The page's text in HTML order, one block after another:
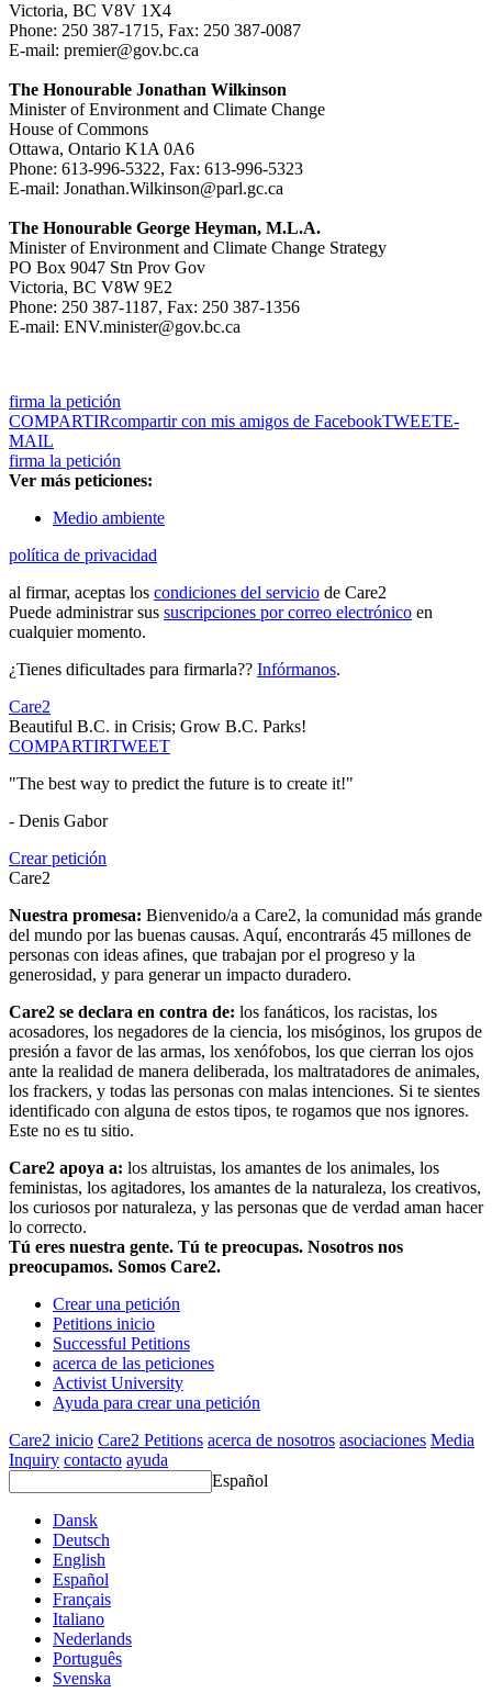
Victoria, BC V8V 1X4
Phone: 250 387-1715, Fax: 250 387-0087
E-mail: premier@gov.bc.ca
The Honourable Jonathan Wilkinson
Minister of Environment and Climate Change
House of Commons
Ottawa, Ontario K1A 0A6
Phone: 613-996-5322, Fax: 613-996-5323
E-mail: Jonathan.Wilkinson@parl.gc.ca
The Honourable George Heyman, M.L.A.
Minister of Environment and Climate Change Strategy
PO Box 9047 Stn Prov Gov
Victoria, BC V8W 9E2
Phone: 250 387-1187, Fax: 250 387-1356
E-mail: ENV.minister@gov.bc.ca
firma la petición
COMPARTIRcompartir con mis amigos de FacebookTWEETE-
MAIL
firma la petición
Ver más peticiones:
Medio ambiente
política de privacidad
al firmar, aceptas los condiciones del servicio de Care2
Puede administrar sus suscripciones por correo electrónico en
cualquier momento.
¿Tienes dificultades para firmarla?? Infórmanos.
Care2
Beautiful B.C. in Crisis; Grow B.C. Parks!
COMPARTIRTWEET
"The best way to predict the future is to create it!"
- Denis Gabor
Crear petición
Care2
Nuestra promesa: Bienvenido/a a Care2, la comunidad más grande
del mundo por las buenas causas. Aquí, encontrarás 45 millones de
personas con ideas afines, que trabajan por el progreso y la
generosidad, y para generar un impacto duradero.
Care2 se declara en contra de: los fanáticos, los racistas, los
acosadores, los negadores de la ciencia, los misóginos, los grupos de
presión a favor de las armas, los xenófobos, los que cierran los ojos
ante la realidad de manera deliberada, los maltratadores de animales,
los frackers, y todas las personas con malas intenciones. Si te sientes
identificado con alguna de estos tipos, te rogamos que nos ignores.
Este no es tu sitio.
Care2 apoya a: los altruistas, los amantes de los animales, los
feministas, los agitadores, los amantes de la naturaleza, los creativos,
los curiosos por naturaleza, y las personas que de verdad aman hacer
lo correcto.
Tú eres nuestra gente. Tú te preocupas. Nosotros nos
preocupamos. Somos Care2.
Crear una petición
Petitions inicio
Successful Petitions
acerca de las peticiones
Activist University
Ayuda para crear una petición
Care2 inicio Care2 Petitions acerca de nosotros asociaciones Media
Inquiry contacto ayuda
Español
Dansk
Deutsch
English
Español
Français
Italiano
Nederlands
Português
Svenska